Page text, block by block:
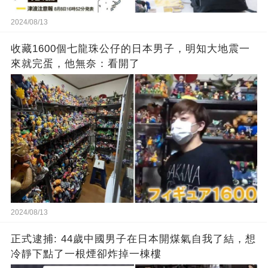
2024/08/13
收藏1600個七龍珠公仔的日本男子，明知大地震一
來就完蛋，他無奈：看開了
2024/08/13
正式逮捕: 44歲中國男子在日本開煤氣自我了結，想
冷靜下點了一根煙卻炸掉一棟樓